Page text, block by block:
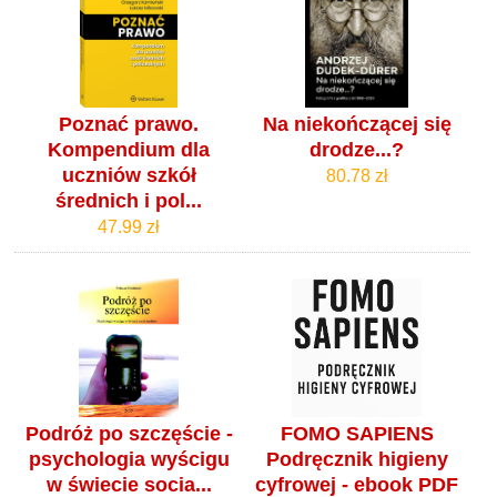
Poznać prawo.
Kompendium dla
uczniów szkół
średnich i pol...
47.99 zł
Na niekończącej się
drodze...?
80.78 zł
Podróż po szczęście -
psychologia wyścigu
w świecie socia...
FOMO SAPIENS
Podręcznik higieny
cyfrowej - ebook PDF